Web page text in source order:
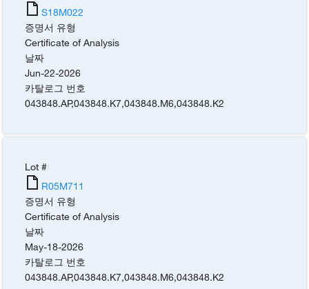
S18M022
증명서 유형
Certificate of Analysis
날짜
Jun-22-2026
카탈로그 번호
043848.AP,043848.K7,043848.M6,043848.K2
Lot #
R05M711
증명서 유형
Certificate of Analysis
날짜
May-18-2026
카탈로그 번호
043848.AP,043848.K7,043848.M6,043848.K2